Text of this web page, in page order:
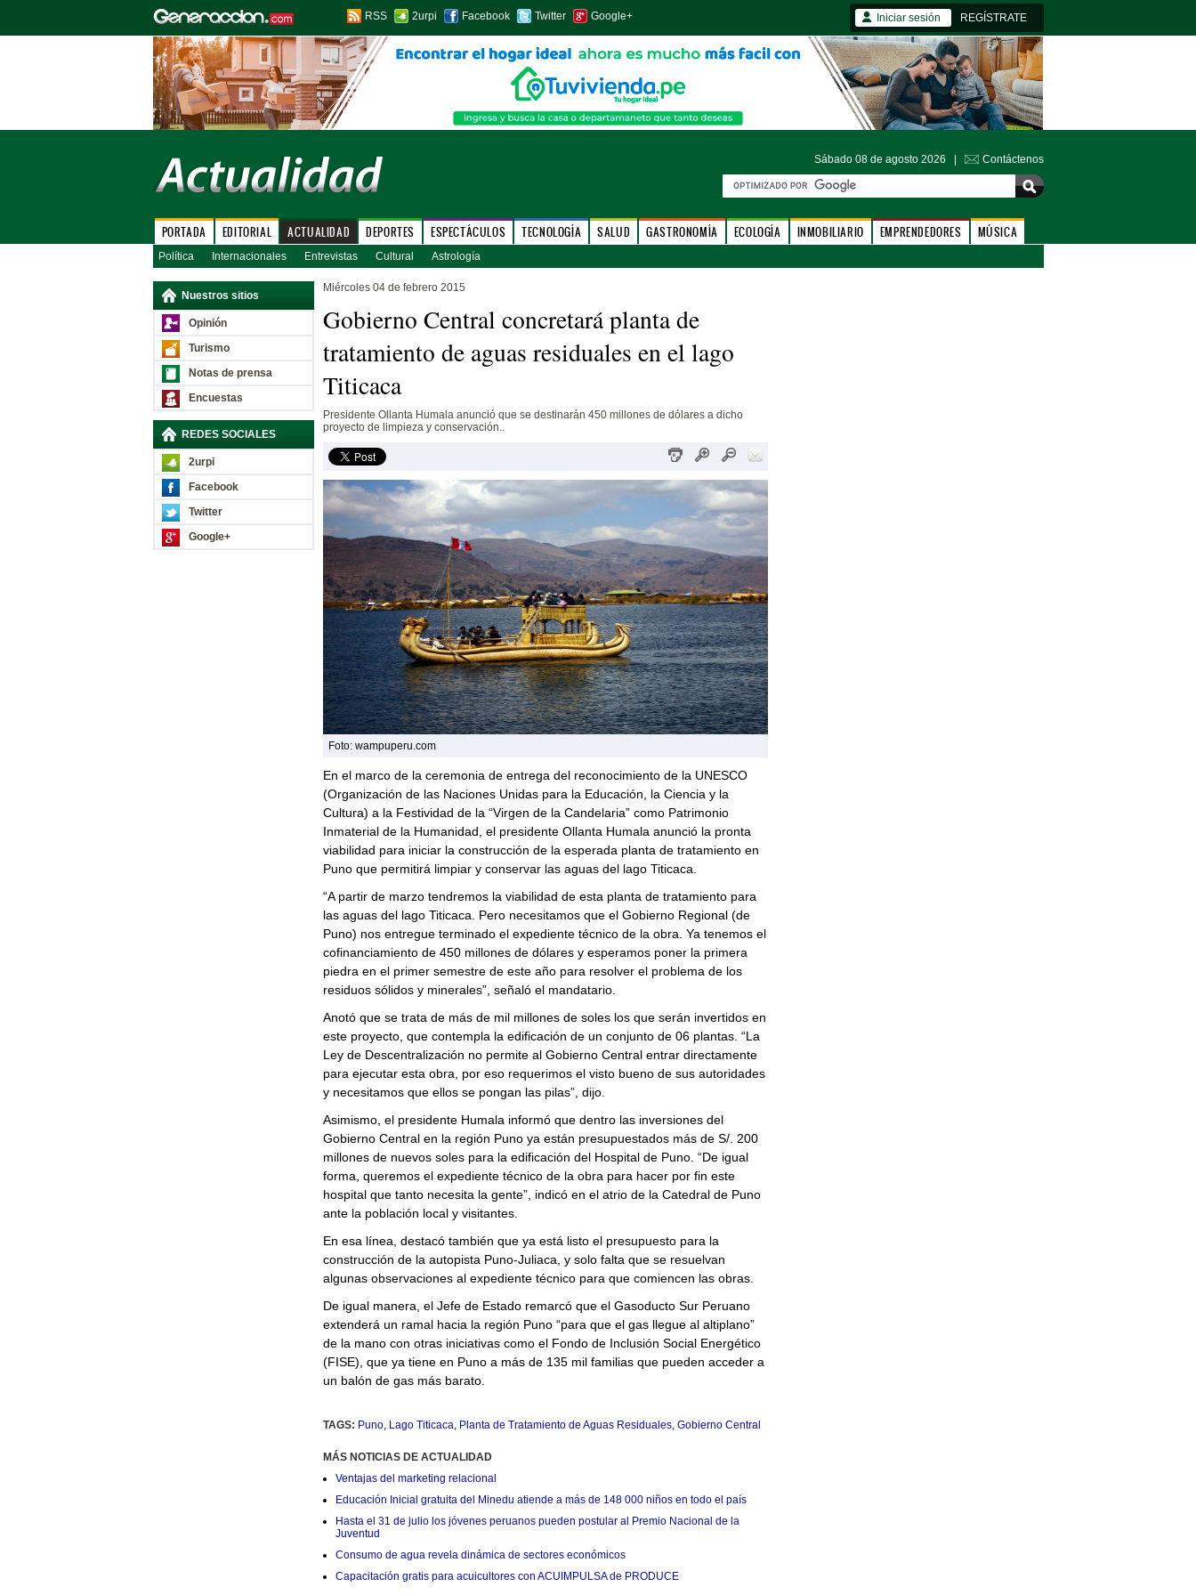
RSS 2urpi Facebook Twitter Google+ Iniciar sesión REGÍSTRATE
Sábado 08 de agosto 2026 | Contáctenos
PORTADA EDITORIAL ACTUALIDAD DEPORTES ESPECTÁCULOS TECNOLOGÍA SALUD GASTRONOMÍA ECOLOGÍA INMOBILIARIO EMPRENDEDORES MÚSICA
Política Internacionales Entrevistas Cultural Astrología
Nuestros sitios
Opinión
Turismo
Notas de prensa
Encuestas
REDES SOCIALES
2urpi
Facebook
Twitter
Google+
Miércoles 04 de febrero 2015
Gobierno Central concretará planta de
tratamiento de aguas residuales en el lago
Titicaca
Presidente Ollanta Humala anunció que se destinarán 450 millones de dólares a dicho
proyecto de limpieza y conservación..
Foto: wampuperu.com
En el marco de la ceremonia de entrega del reconocimiento de la UNESCO
(Organización de las Naciones Unidas para la Educación, la Ciencia y la
Cultura) a la Festividad de la “Virgen de la Candelaria” como Patrimonio
Inmaterial de la Humanidad, el presidente Ollanta Humala anunció la pronta
viabilidad para iniciar la construcción de la esperada planta de tratamiento en
Puno que permitirá limpiar y conservar las aguas del lago Titicaca.
“A partir de marzo tendremos la viabilidad de esta planta de tratamiento para
las aguas del lago Titicaca. Pero necesitamos que el Gobierno Regional (de
Puno) nos entregue terminado el expediente técnico de la obra. Ya tenemos el
cofinanciamiento de 450 millones de dólares y esperamos poner la primera
piedra en el primer semestre de este año para resolver el problema de los
residuos sólidos y minerales”, señaló el mandatario.
Anotó que se trata de más de mil millones de soles los que serán invertidos en
este proyecto, que contempla la edificación de un conjunto de 06 plantas. “La
Ley de Descentralización no permite al Gobierno Central entrar directamente
para ejecutar esta obra, por eso requerimos el visto bueno de sus autoridades
y necesitamos que ellos se pongan las pilas”, dijo.
Asimismo, el presidente Humala informó que dentro las inversiones del
Gobierno Central en la región Puno ya están presupuestados más de S/. 200
millones de nuevos soles para la edificación del Hospital de Puno. “De igual
forma, queremos el expediente técnico de la obra para hacer por fin este
hospital que tanto necesita la gente”, indicó en el atrio de la Catedral de Puno
ante la población local y visitantes.
En esa línea, destacó también que ya está listo el presupuesto para la
construcción de la autopista Puno-Juliaca, y solo falta que se resuelvan
algunas observaciones al expediente técnico para que comiencen las obras.
De igual manera, el Jefe de Estado remarcó que el Gasoducto Sur Peruano
extenderá un ramal hacia la región Puno “para que el gas llegue al altiplano”
de la mano con otras iniciativas como el Fondo de Inclusión Social Energético
(FISE), que ya tiene en Puno a más de 135 mil familias que pueden acceder a
un balón de gas más barato.
TAGS: Puno, Lago Titicaca, Planta de Tratamiento de Aguas Residuales, Gobierno Central
MÁS NOTICIAS DE ACTUALIDAD
Ventajas del marketing relacional
Educación Inicial gratuita del Minedu atiende a más de 148 000 niños en todo el país
Hasta el 31 de julio los jóvenes peruanos pueden postular al Premio Nacional de la
Juventud
Consumo de agua revela dinámica de sectores económicos
Capacitación gratis para acuicultores con ACUIMPULSA de PRODUCE